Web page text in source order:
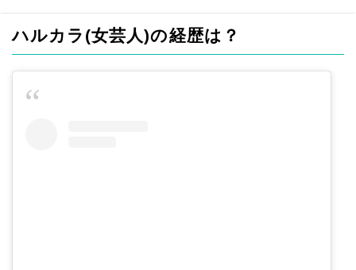
ハルカラ(女芸人)の経歴は？